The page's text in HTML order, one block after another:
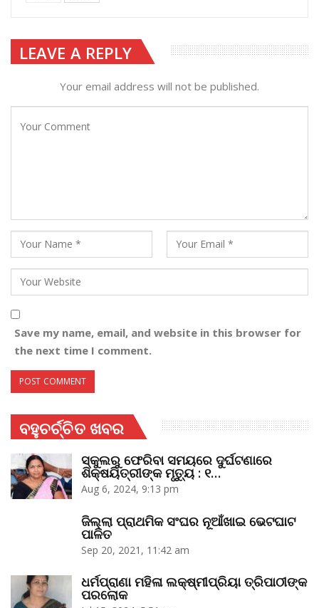
LEAVE A REPLY
Your email address will not be published.
Save my name, email, and website in this browser for
the next time I comment.
ବହୁଚର୍ଚ୍ଚିତ ଖବର
ସ୍କୁଲରୁ ଫେରିବା ସମୟରେ ଦୁର୍ଘଟଣାରେ
ଶିକ୍ଷୟିତ୍ରୀଙ୍କ ମୃତ୍ୟୁ : ୧…
Aug 6, 2024, 9:13 pm
ଜିଲ୍ଲା ପ୍ରାଥମିକ ସଂଘର ନୂଆଁଖାଇ ଭେଟଘାଟ
ପାଳିତ
Sep 20, 2021, 11:42 am
ଧର୍ମପ୍ରାଣା ମହିଳା ଲକ୍ଷ୍ମୀପ୍ରିୟା ତ୍ରିପାଠୀଙ୍କ
ପରଲୋକ